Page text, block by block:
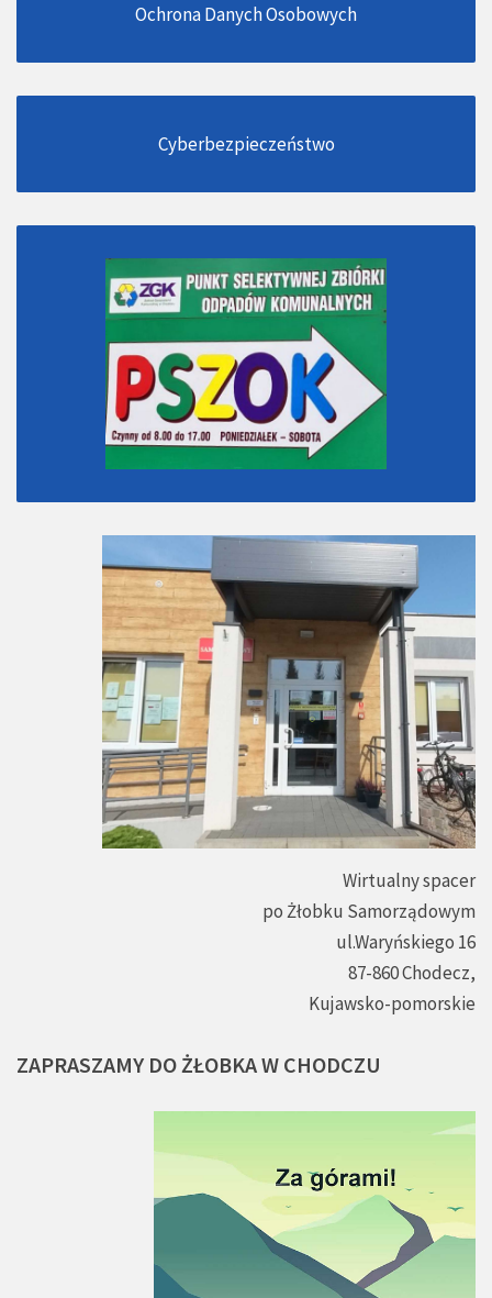
Ochrona Danych Osobowych
Cyberbezpieczeństwo
Wirtualny spacer
po Żłobku Samorządowym
ul.Waryńskiego 16
87-860 Chodecz,
Kujawsko-pomorskie
ZAPRASZAMY DO ŻŁOBKAW CHODCZU